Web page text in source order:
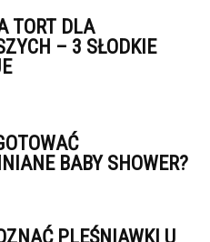
TORT DLA
– 3 SŁODKIE
BABY SHOWER?
PLEŚNIAWKI U